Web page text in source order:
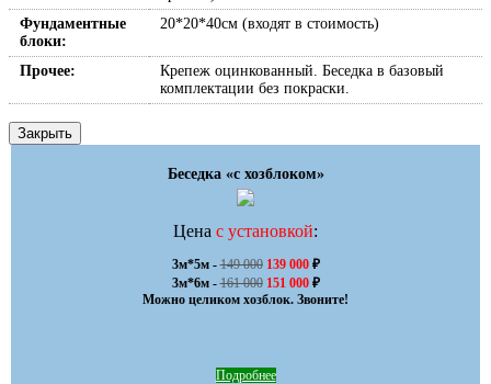
Фундаментные
блоки:
20*20*40см (входят в стоимость)
Прочее:
Крепеж оцинкованный. Беседка в базовый
комплектации без покраски.
Закрыть
Беседка «с хозблоком»
Цена с установкой:
3м*5м - 149 000 139 000 ₽
3м*6м - 161 000 151 000 ₽
Можно целиком хозблок. Звоните!
Подробнее